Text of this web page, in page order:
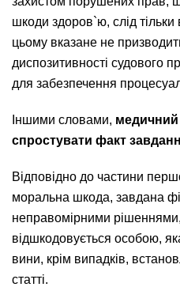
шкоди здоров`ю, слід
цьому вказане не
диспозитивності судового
для забезпечення
Іншими словами, медичний
спростувати факт
Відповідно до частини
моральна шкода, завдана
неправомірними рішеннями,
відшкодовується особою,
вини, крім випадків,
статті.